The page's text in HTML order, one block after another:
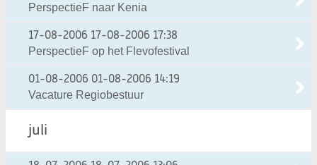
PerspectieF naar Kenia
17-08-2006 17-08-2006 17:38
PerspectieF op het Flevofestival
01-08-2006 01-08-2006 14:19
Vacature Regiobestuur
juli